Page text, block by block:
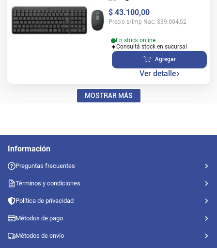
$ 43.100,00
Precio s/Imp Nac. $39.004,52
En stock online
Consultá stock en sucursal
Agregar
Ver detalle
MOSTRAR MÁS
Información
Preguntas frecuentes
Términos y condiciones
Política de privacidad
Métodos de pago
Métodos de envío